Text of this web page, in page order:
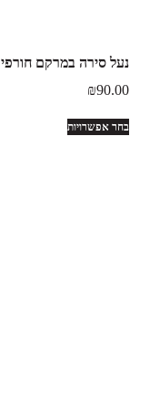
נעל סירה במרקם חורפי
₪90.00
בחר אפשרויות